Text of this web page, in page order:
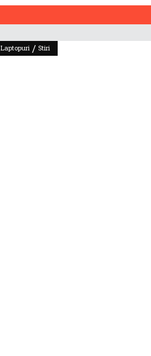
Laptopuri / Stiri